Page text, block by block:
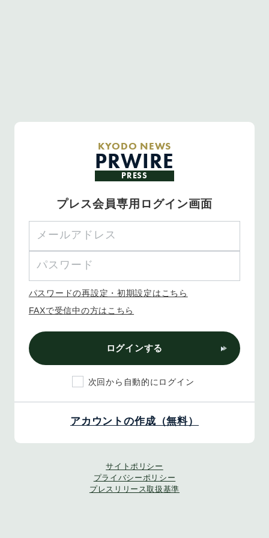
KYODO NEWS
PRWIRE
PRESS
プレス会員専用ログイン画面
パスワードの再設定・初期設定はこちら
FAXで受信中の方はこちら
ログインする
次回から自動的にログイン
アカウントの作成（無料）
サイトポリシー
プライバシーポリシー
プレスリリース取扱基準